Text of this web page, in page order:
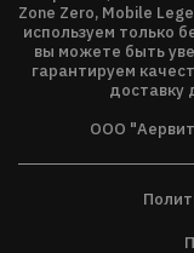
Zone Zero, Mobile
используем только
вы можете быть
гарантируем
доставку
ООО